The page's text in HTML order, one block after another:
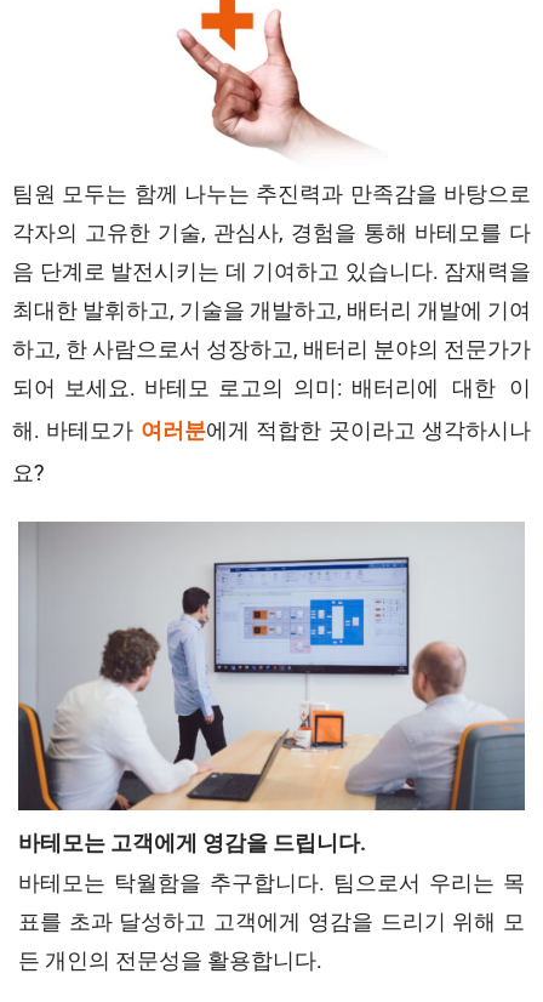
팀원 모두는 함께 나누는 추진력과 만족감을 바탕으로
각자의 고유한 기술, 관심사, 경험을 통해 바테모를 다
음 단계로 발전시키는 데 기여하고 있습니다. 잠재력을
최대한 발휘하고, 기술을 개발하고, 배터리 개발에 기여
하고, 한 사람으로서 성장하고, 배터리 분야의 전문가가
되어 보세요. 바테모 로고의 의미: 배터리에 대한 이
해 . 바테모가 여러분에게 적합한 곳이라고 생각하시나
요?
바테모는 고객에게 영감을 드립니다.
바테모는 탁월함을 추구합니다. 팀으로서 우리는 목
표를 초과 달성하고 고객에게 영감을 드리기 위해 모
든 개인의 전문성을 활용합니다.